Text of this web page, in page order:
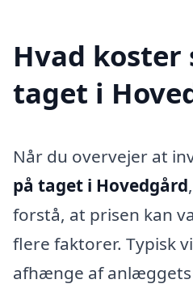
Hvad koster
taget i
Når du overvejer at
på taget i Hovedgård
forstå, at prisen kan
flere faktorer. Typisk
afhænge af